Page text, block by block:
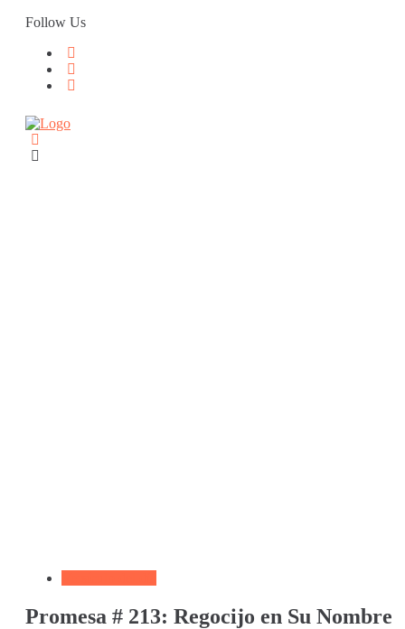
Skip
Follow Us
Promesa # 213: Regocijo en Su Nombre